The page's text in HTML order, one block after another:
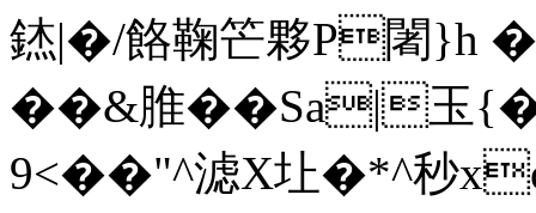
錰|�/餎鞠笀夥P闍
��&脽��Sa|玉
9<��"^滤X圵�*^秒